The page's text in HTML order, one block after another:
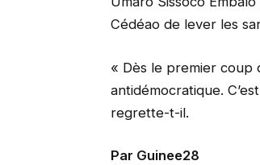
Cédéao de lever les
« Dès le premier coup
antidémocratique.
regrette-t-il.
Par Guinee28